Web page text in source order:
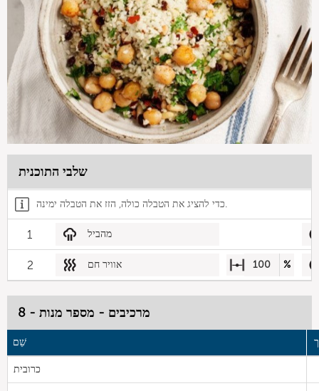
שלבי התוכנית
כדי להציג את הטבלה כולה, הזז את הטבלה ימינה.
1 מהביל
2 אוויר חם 100 %
מרכיבים - מספר מנות - 8
שֵׁם
כרובית